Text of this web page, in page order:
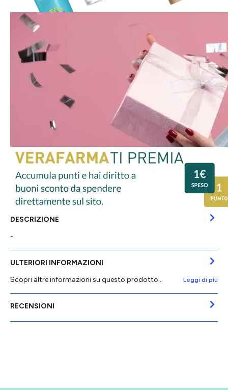
DESCRIZIONE
-
ULTERIORI INFORMAZIONI
Scopri altre informazioni su questo prodotto...
Leggi di più
RECENSIONI